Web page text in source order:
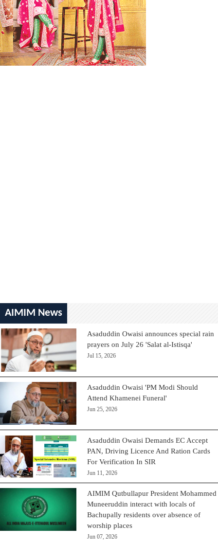
AIMIM News
Asaduddin Owaisi announces special rain
prayers on July 26 'Salat al-Istisqa'
Jul 15, 2026
Asaduddin Owaisi 'PM Modi Should
Attend Khamenei Funeral'
Jun 25, 2026
Asaduddin Owaisi Demands EC Accept
PAN, Driving Licence And Ration Cards
For Verification In SIR
Jun 11, 2026
AIMIM Qutbullapur President Mohammed
Muneeruddin interact with locals of
Bachupally residents over absence of
worship places
Jun 07, 2026